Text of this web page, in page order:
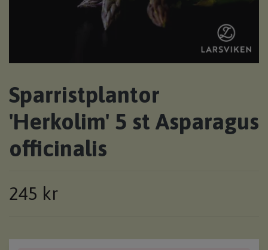
Sparristplantor
'Herkolim' 5 st Asparagus
officinalis
245 kr